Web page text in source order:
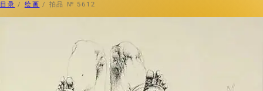
目录 / 绘画 / 拍品 № 5612